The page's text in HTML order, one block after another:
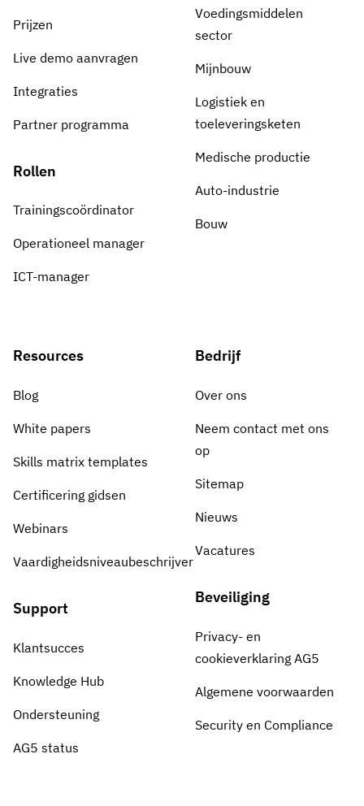
Prijzen
Live demo aanvragen
Integraties
Partner programma
Rollen
Trainingscoördinator
Operationeel manager
ICT-manager
Voedingsmiddelen
sector
Mijnbouw
Logistiek en
toeleveringsketen
Medische productie
Auto-industrie
Bouw
Resources
Blog
White papers
Skills matrix templates
Certificering gidsen
Webinars
Vaardigheidsniveaubeschrijver
Support
Klantsucces
Knowledge Hub
Ondersteuning
AG5 status
Bedrijf
Over ons
Neem contact met ons
op
Sitemap
Nieuws
Vacatures
Beveiliging
Privacy- en
cookieverklaring AG5
Algemene voorwaarden
Security en Compliance